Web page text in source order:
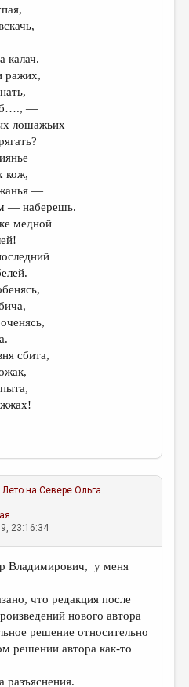
калач.
ражих,
—
б…., —
лошажьих
кож,
—
— наберешь.
медной
сбита,
Лето на Севере Ольга
23:16:34
Владимирович, у меня
что редакция после
нового автора
решение относительно
решении автора как-то
разъяснения.